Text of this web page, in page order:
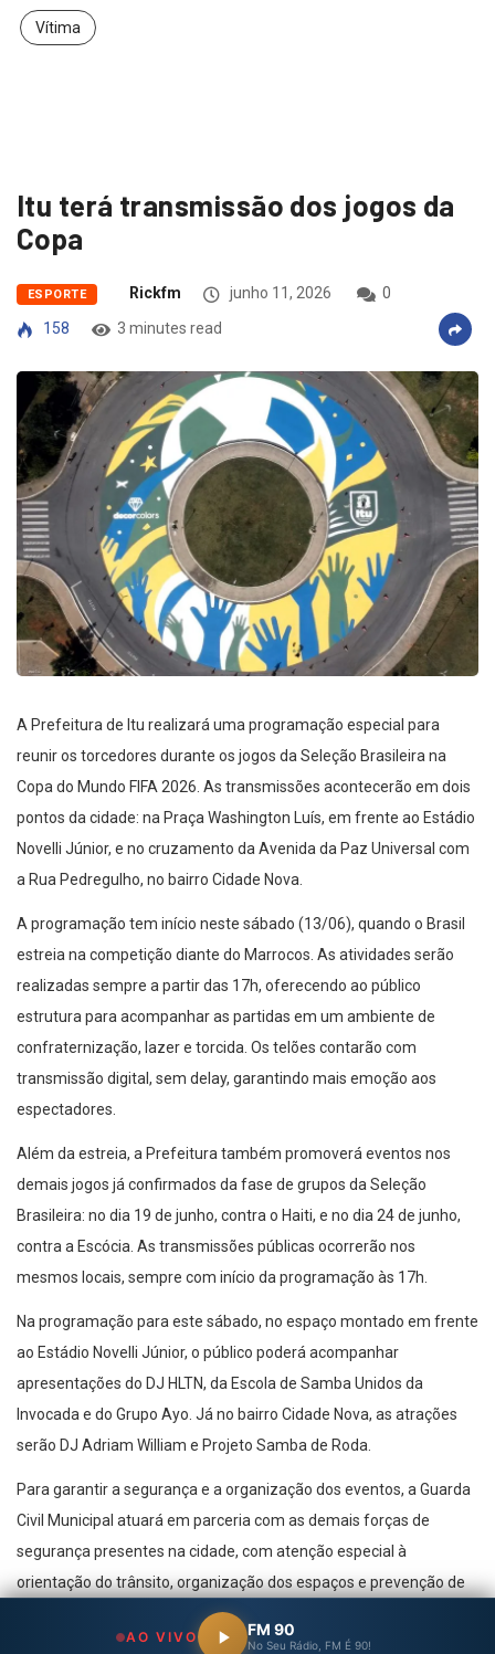
Vítima
Itu terá transmissão dos jogos da
Copa
ESPORTE Rickfm junho 11, 2026
0
158
3 minutes read
A Prefeitura de Itu realizará uma programação especial para
reunir os torcedores durante os jogos da Seleção Brasileira na
Copa do Mundo FIFA 2026. As transmissões acontecerão em dois
pontos da cidade: na Praça Washington Luís, em frente ao Estádio
Novelli Júnior, e no cruzamento da Avenida da Paz Universal com
a Rua Pedregulho, no bairro Cidade Nova.
A programação tem início neste sábado (13/06), quando o Brasil
estreia na competição diante do Marrocos. As atividades serão
realizadas sempre a partir das 17h, oferecendo ao público
estrutura para acompanhar as partidas em um ambiente de
confraternização, lazer e torcida. Os telões contarão com
transmissão digital, sem delay, garantindo mais emoção aos
espectadores.
Além da estreia, a Prefeitura também promoverá eventos nos
demais jogos já confirmados da fase de grupos da Seleção
Brasileira: no dia 19 de junho, contra o Haiti, e no dia 24 de junho,
contra a Escócia. As transmissões públicas ocorrerão nos
mesmos locais, sempre com início da programação às 17h.
Na programação para este sábado, no espaço montado em frente
ao Estádio Novelli Júnior, o público poderá acompanhar
apresentações do DJ HLTN, da Escola de Samba Unidos da
Invocada e do Grupo Ayo. Já no bairro Cidade Nova, as atrações
serão DJ Adriam William e Projeto Samba de Roda.
Para garantir a segurança e a organização dos eventos, a Guarda
Civil Municipal atuará em parceria com as demais forças de
segurança presentes na cidade, com atenção especial à
orientação do trânsito, organização dos espaços e prevenção de
AO VIVO FM 90
No Seu Rádio, FM É 90!